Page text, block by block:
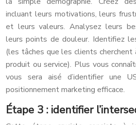
incluant leurs motivations, leurs
et leurs valeurs. Analysez leurs
leurs points de douleur. Identifiez
(les tâches que les clients cherchent
produit ou service). Plus vous
vous sera aisé d’identifier une
positionnement marketing efficace.
Étape 3 : identifier